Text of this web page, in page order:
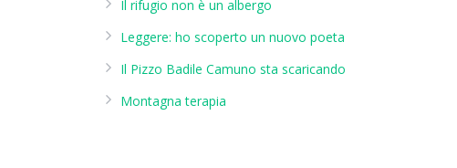
Il rifugio non è un albergo
Leggere: ho scoperto un nuovo poeta
Il Pizzo Badile Camuno sta scaricando
Montagna terapia